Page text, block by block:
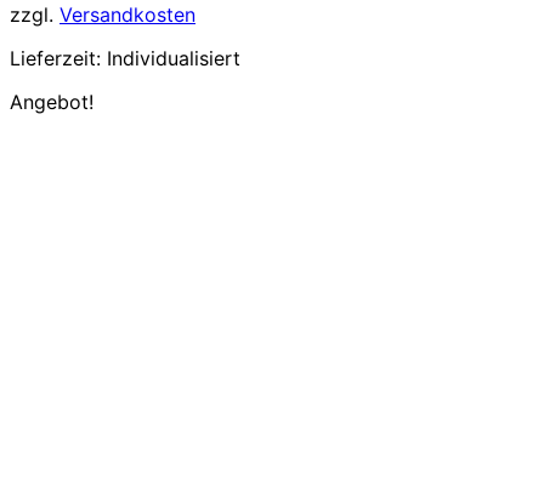
zzgl. Versandkosten
Lieferzeit: Individualisiert
Angebot!